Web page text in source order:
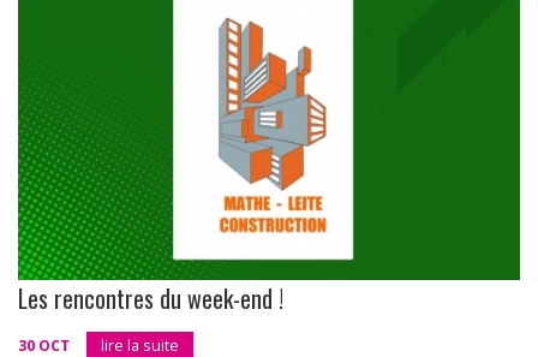
Les rencontres du week-end !
30 OCT lire la suite